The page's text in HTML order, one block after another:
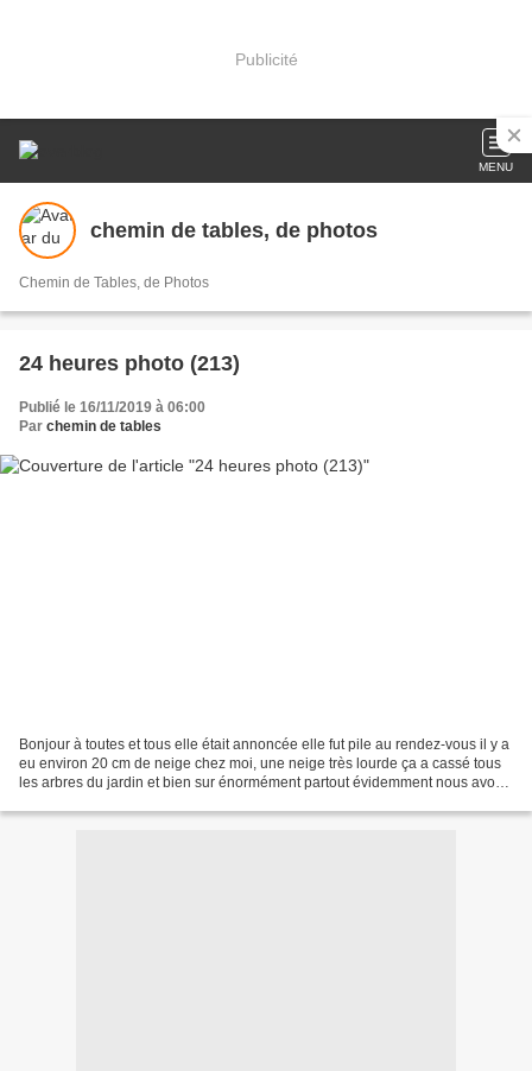
Publicité
MENU
chemin de tables, de photos
Chemin de Tables, de Photos
24 heures photo (213)
Publié le 16/11/2019 à 06:00
Par chemin de tables
Bonjour à toutes et tous elle était annoncée elle fut pile au rendez-vous il y a
eu environ 20 cm de neige chez moi, une neige très lourde ça a cassé tous
les arbres du jardin et bien sur énormément partout évidemment nous avons